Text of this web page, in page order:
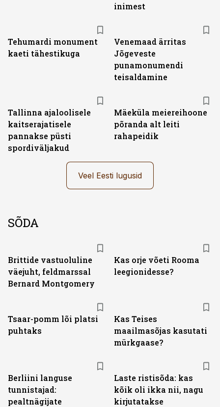
inimest
Tehumardi monument
kaeti tähestikuga
Venemaad ärritas
Jõgeveste
punamonumendi
teisaldamine
Tallinna ajaloolisele
kaitserajatisele
pannakse püsti
spordiväljakud
Mäeküla meiereihoone
põranda alt leiti
rahapeidik
Veel Eesti lugusid
SÕDA
Brittide vastuoluline
väejuht, feldmarssal
Bernard Montgomery
Kas orje võeti Rooma
leegionidesse?
Tsaar-pomm lõi platsi
puhtaks
Kas Teises
maailmasõjas kasutati
mürkgaase?
Berliini languse
tunnistajad:
pealtnägijate
Laste ristisõda: kas
kõik oli ikka nii, nagu
kirjutatakse